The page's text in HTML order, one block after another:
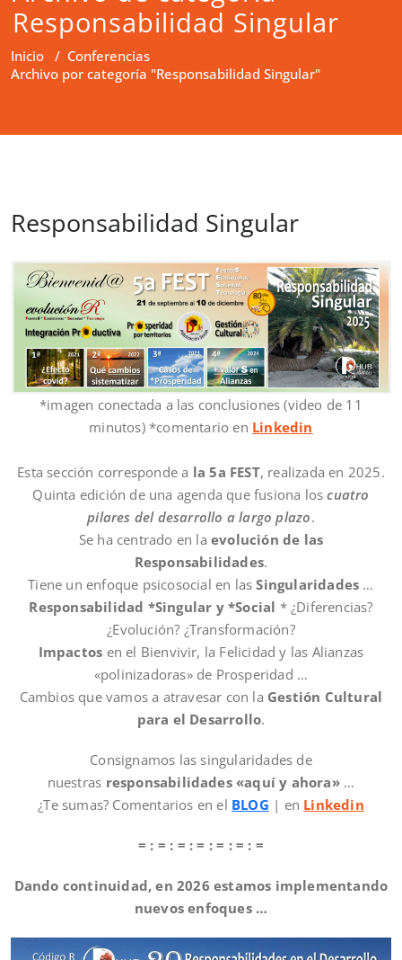
Responsabilidad Singular
Inicio / Conferencias
Archivo por categoría "Responsabilidad Singular"
Responsabilidad Singular
*imagen conectada a las conclusiones (video de 11
minutos) *comentario en Linkedin
Esta sección corresponde a la 5a FEST, realizada en 2025.
Quinta edición de una agenda que fusiona loscuatro
pilares del desarrollo a largo plazo.
Se ha centrado en la evolución de las
Responsabilidades.
Tiene un enfoque psicosocial en lasSingularidades …
Responsabilidad *Singular y *Social * ¿Diferencias?
¿Evolución? ¿Transformación?
Impactos en el Bienvivir, la Felicidad y las Alianzas
«polinizadoras» de Prosperidad …
Cambios que vamos a atravesar con la Gestión Cultural
para el Desarrollo.
Consignamos las singularidades de
nuestras responsabilidades «aquí y ahora»…
¿Te sumas? Comentarios en el BLOG | en Linkedin
= : = : = : = : = : = : =
Dando continuidad, en 2026 estamos implementando
nuevos enfoques …